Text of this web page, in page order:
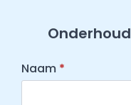
Naam *